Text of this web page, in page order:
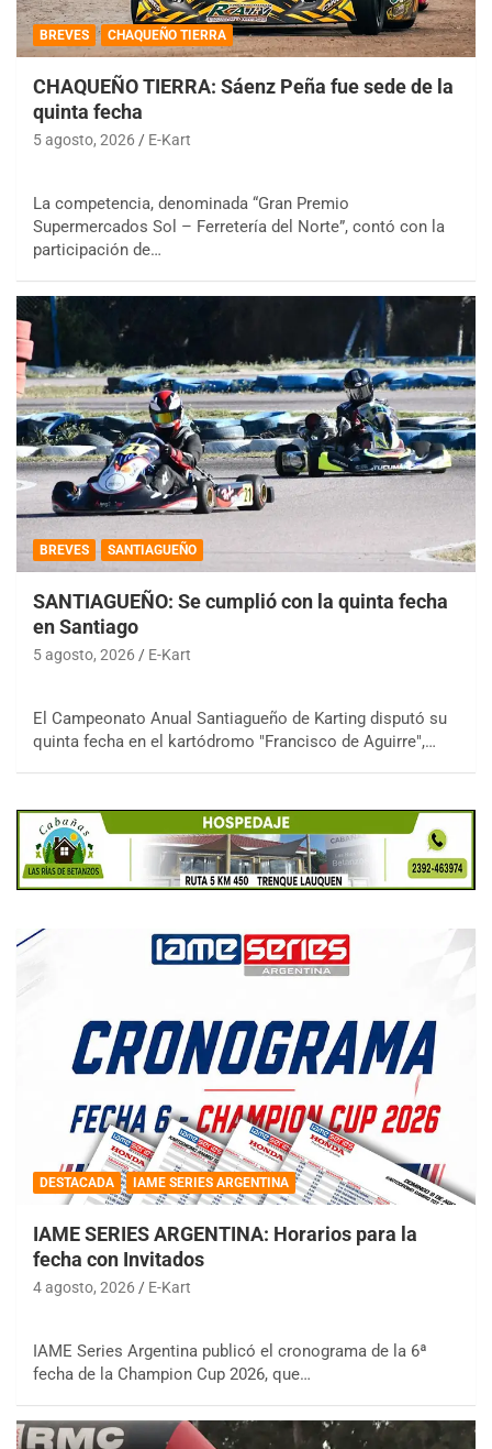
BREVES CHAQUEÑO TIERRA
CHAQUEÑO TIERRA: Sáenz Peña fue sede de la
quinta fecha
5 agosto, 2026 E-Kart
La competencia, denominada “Gran Premio
Supermercados Sol – Ferretería del Norte”, contó con la
participación de…
BREVES SANTIAGUEÑO
SANTIAGUEÑO: Se cumplió con la quinta fecha
en Santiago
5 agosto, 2026 E-Kart
El Campeonato Anual Santiagueño de Karting disputó su
quinta fecha en el kartódromo "Francisco de Aguirre",…
DESTACADA IAME SERIES ARGENTINA
IAME SERIES ARGENTINA: Horarios para la
fecha con Invitados
4 agosto, 2026 E-Kart
IAME Series Argentina publicó el cronograma de la 6ª
fecha de la Champion Cup 2026, que…